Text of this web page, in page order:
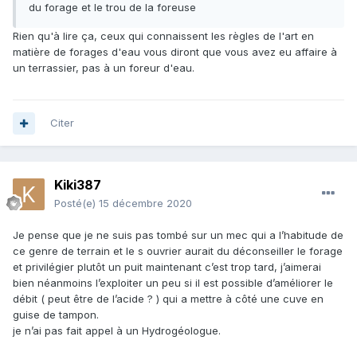
du forage et le trou de la foreuse
Rien qu'à lire ça, ceux qui connaissent les règles de l'art en
matière de forages d'eau vous diront que vous avez eu affaire à
un terrassier, pas à un foreur d'eau.
Citer
Kiki387
Posté(e) 15 décembre 2020
Je pense que je ne suis pas tombé sur un mec qui a l’habitude de
ce genre de terrain et le s ouvrier aurait du déconseiller le forage
et privilégier plutôt un puit maintenant c’est trop tard, j’aimerai
bien néanmoins l’exploiter un peu si il est possible d’améliorer le
débit ( peut être de l’acide ? ) qui a mettre à côté une cuve en
guise de tampon.
je n’ai pas fait appel à un Hydrogéologue.